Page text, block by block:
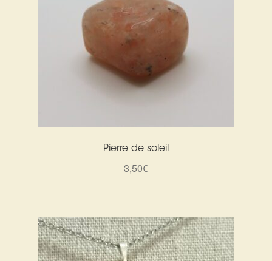
Pierre de soleil
3,50€